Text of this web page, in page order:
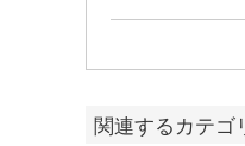
関連するカテゴ